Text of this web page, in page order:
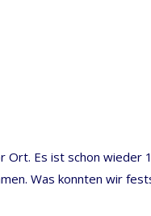
Es ist schon
Was konnten wir